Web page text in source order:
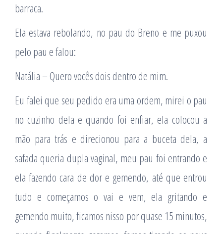
barraca.
Ela estava rebolando, no pau do Breno e me puxou
pelo pau e falou:
Natália – Quero vocês dois dentro de mim.
Eu falei que seu pedido era uma ordem, mirei o pau
no cuzinho dela e quando foi enfiar, ela colocou a
mão para trás e direcionou para a buceta dela, a
safada queria dupla vaginal, meu pau foi entrando e
ela fazendo cara de dor e gemendo, até que entrou
tudo e começamos o vai e vem, ela gritando e
gemendo muito, ficamos nisso por quase 15 minutos,